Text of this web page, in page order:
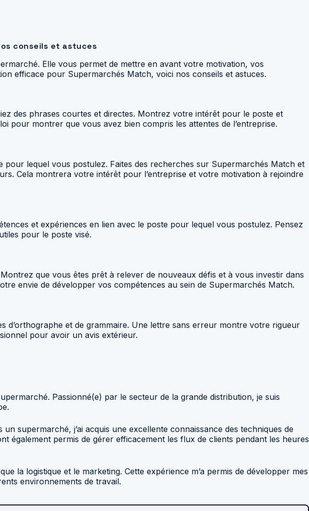
conseils et astuces
Elle vous permet de mettre en avant votre motivation, vos
efficace pour Supermarchés Match, voici nos conseils et astuces.
des phrases courtes et directes. Montrez votre intérêt pour le poste et
pour montrer que vous avez bien compris les attentes de l’entreprise.
lequel vous postulez. Faites des recherches sur Supermarchés Match et
Cela montrera votre intérêt pour l’entreprise et votre motivation à rejoindre
et expériences en lien avec le poste pour lequel vous postulez. Pensez
pour le poste visé.
que vous êtes prêt à relever de nouveaux défis et à vous investir dans
envie de développer vos compétences au sein de Supermarchés Match.
d’orthographe et de grammaire. Une lettre sans erreur montre votre rigueur
pour avoir un avis extérieur.
Passionné(e) par le secteur de la grande distribution, je suis
supermarché, j’ai acquis une excellente connaissance des techniques de
également permis de gérer efficacement les flux de clients pendant les heures
la logistique et le marketing. Cette expérience m’a permis de développer mes
environnements de travail.